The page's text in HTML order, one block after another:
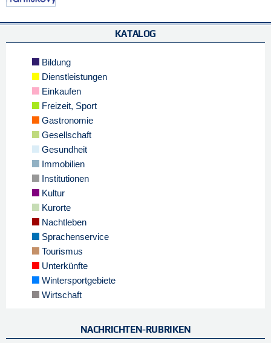
KATALOG
Bildung
Dienstleistungen
Einkaufen
Freizeit, Sport
Gastronomie
Gesellschaft
Gesundheit
Immobilien
Institutionen
Kultur
Kurorte
Nachtleben
Sprachenservice
Tourismus
Unterkünfte
Wintersportgebiete
Wirtschaft
NACHRICHTEN-RUBRIKEN